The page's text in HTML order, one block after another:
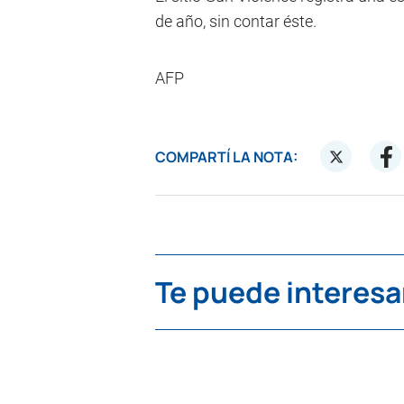
de año, sin contar éste.
AFP
COMPARTÍ LA NOTA:
Te puede